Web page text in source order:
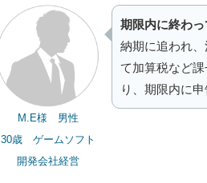
M.E様 男性
30歳 ゲームソフト
開発会社経営
期限内に終わ
納期に追われ
て加算税など
り、期限内に